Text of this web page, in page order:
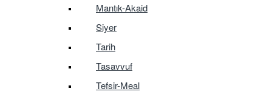
Mantık-Akaid
Siyer
Tarih
Tasavvuf
Tefsir-Meal